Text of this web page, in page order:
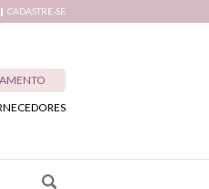
CADASTRE-SE